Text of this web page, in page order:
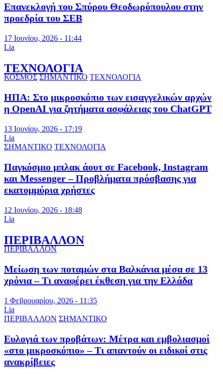
Επανεκλογή του Σπύρου Θεοδωρόπουλου στην
προεδρία του ΣΕΒ
17 Ιουνίου, 2026 - 11:44
Lia
ΤΕΧΝΟΛΟΓΙΑ
ΚΟΣΜΟΣ ΣΗΜΑΝΤΙΚΟ ΤΕΧΝΟΛΟΓΙΑ
ΗΠΑ: Στο μικροσκόπιο των εισαγγελικών αρχών
η OpenAI για ζητήματα ασφάλειας του ChatGPT
13 Ιουνίου, 2026 - 17:19
Lia
ΣΗΜΑΝΤΙΚΟ ΤΕΧΝΟΛΟΓΙΑ
Παγκόσμιο μπλακ άουτ σε Facebook, Instagram
και Messenger – Προβλήματα πρόσβασης για
εκατομμύρια χρήστες
12 Ιουνίου, 2026 - 18:48
Lia
ΠΕΡΙΒΑΛΛΟΝ
ΠΕΡΙΒΑΛΛΟΝ
Μείωση των ποταμών στα Βαλκάνια μέσα σε 13
χρόνια – Τι αναφέρει έκθεση για την Ελλάδα
1 Φεβρουαρίου, 2026 - 11:35
Lia
ΠΕΡΙΒΑΛΛΟΝ ΣΗΜΑΝΤΙΚΟ
Ευλογιά των προβάτων: Μέτρα και εμβολιασμοί
«στο μικροσκόπιο» – Τι απαντούν οι ειδικοί στις
ανακρίβειες